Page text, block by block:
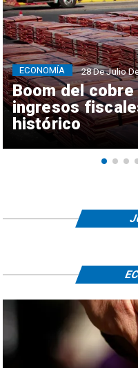
Boom del
ingresos
histórico
ECONOMÍA 28 De Julio